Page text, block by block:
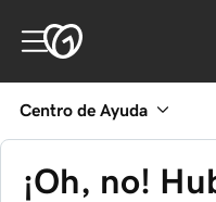
Centro de Ayuda
¡Oh, no!